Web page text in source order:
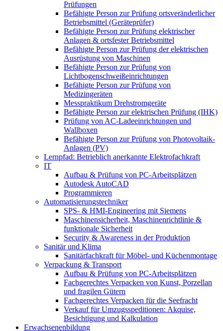
Prüfungen
Befähigte Person zur Prüfung ortsveränderlicher
Betriebsmittel (Geräteprüfer)
Befähigte Person zur Prüfung elektrischer
Anlagen & ortsfester Betriebsmittel
Befähigte Person zur Prüfung der elektrischen
Ausrüstung von Maschinen
Befähigte Person zur Prüfung von
Lichtbogenschweißeinrichtungen
Befähigte Person zur Prüfung von
Medizingeräten
Messpraktikum Drehstromgeräte
Befähigte Person zur elektrischen Prüfung (IHK)
Prüfung von AC-Ladeeinrichtungen und
Wallboxen
Befähigte Person zur Prüfung von Photovoltaik-
Anlagen (PV)
Lernpfad: Betrieblich anerkannte Elektrofachkraft
IT
Aufbau & Prüfung von PC-Arbeitsplätzen
Autodesk AutoCAD
Programmieren
Automatisierungstechniker
SPS‑ & HMI‑Engineering mit Siemens
Maschinensicherheit, Maschinenrichtlinie &
funktionale Sicherheit
Security & Awareness in der Produktion
Sanitär und Klima
Sanitärfachkraft für Möbel- und Küchenmontage
Verpackung & Transport
Aufbau & Prüfung von PC-Arbeitsplätzen
Fachgerechtes Verpacken von Kunst, Porzellan
und fragilen Gütern
Fachgerechtes Verpacken für die Seefracht
Verkauf für Umzugsspeditionen: Akquise,
Besichtigung und Kalkulation
Erwachsenenbildung